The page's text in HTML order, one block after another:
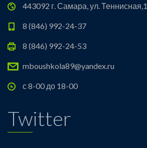
443092 г. Самара, ул. Теннисная,1
8 (846) 992-24-37
8 (846) 992-24-53
mboushkola89@yandex.ru
с 8-00 до 18-00
Twitter